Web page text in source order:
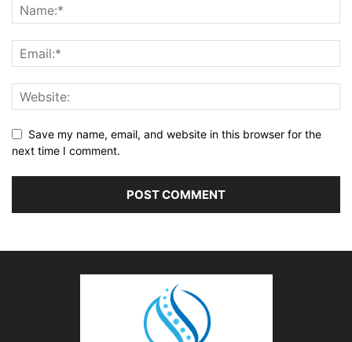
Save my name, email, and website in this browser for the
next time I comment.